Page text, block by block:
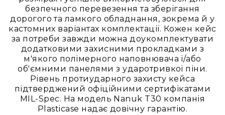
зв'язку
Панелі
керування
Процесори
та
обробка
звуку
Мікшери
та
консолі
безпечного перевезення та зберігання
дорогого та ламкого обладнання, зокрема й у
кастомних варіантах комплектації. Кожен кейс
за потреби завжди можна доукомплектувати
додатковими захисними прокладками з
м'якого полімерного наповнювача і/або
об'ємними панелями з ударотривкої піни.
Рівень протиударного захисту кейса
підтверджений офіційними сертифікатами
MIL-Spec. На модель Nanuk T30 компанія
Plasticase надає довічну гарантію.